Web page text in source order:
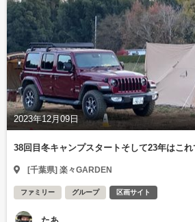
2023年12月09日
38回目冬キャンプスタートそして23年はこ
[千葉県] 楽々GARDEN
ファミリー グループ 区画サイト